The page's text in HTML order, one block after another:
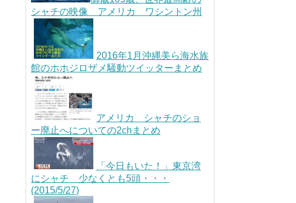
シャチの映像 アメリカ ワシントン州
2016年1月沖縄美ら海水族
館のホホジロザメ騒動ツイッターまとめ
アメリカ シャチのショ
ー廃止へについての2chまとめ
「今日もいた！」東京湾
にシャチ 少なくとも5頭・・・
(2015/5/27)